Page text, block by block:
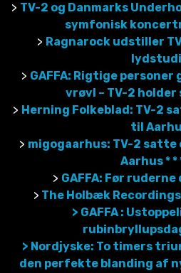
> TV-2 og Danmarks
symfonisk
> Ragnarock udstiller
> GAFFA: Rigtige
vrøvl – TV-2 holder
> Herning Folkeblad: TV-2
til
> migogaarhus: TV-2 satte
Aarhus * *
> GAFFA: Før ruderne
> The Holbæk
> GAFFA :
> Nordjyske: To timers
den perfekte blanding af